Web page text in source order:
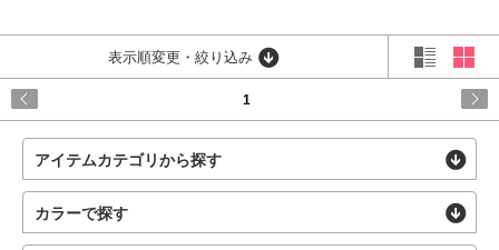
表示順変更・絞り込み
1
アイテムカテゴリから探す
カラーで探す